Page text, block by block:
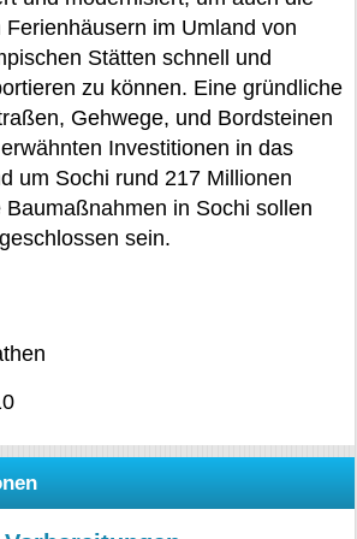
Ferienhäusern im Umland von
Stätten schnell und
zu können. Eine gründliche
Gehwege, und Bordsteinen
Investitionen in das
um Sochi rund 217 Millionen
in Sochi sollen
sein.